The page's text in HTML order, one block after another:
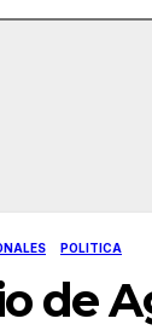
POLITICA
de